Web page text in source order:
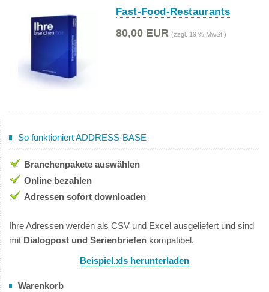
Fast-Food-Restaurants
80,00 EUR (zzgl. 19 % MwSt.)
So funktioniert ADDRESS-BASE
Branchenpakete auswählen
Online bezahlen
Adressen sofort downloaden
Ihre Adressen werden als CSV und Excel ausgeliefert und sind
mit Dialogpost und Serienbriefen kompatibel.
Beispiel.xls herunterladen
Warenkorb